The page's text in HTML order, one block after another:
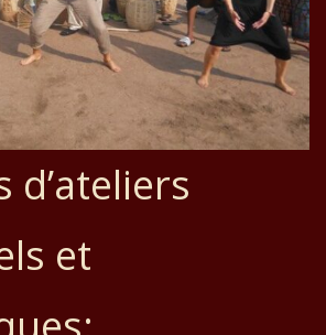
d’ateliers
et